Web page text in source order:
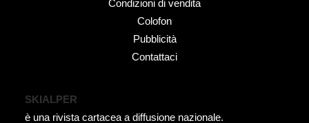
Condizioni di vendita
Colofon
Pubblicità
Contattaci
SKIALPER
è una rivista cartacea a diffusione nazionale.